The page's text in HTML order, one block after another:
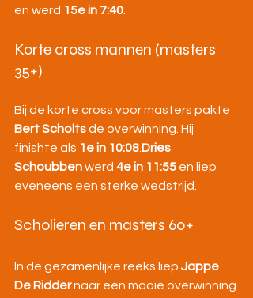
en werd 15e in 7:40.
Korte cross mannen (masters
35+)
Bij de korte cross voor masters pakte
Bert Scholts de overwinning. Hij
finishte als 1e in 10:08.Dries
Schoubben werd 4e in 11:55 en liep
eveneens een sterke wedstrijd.
Scholieren en masters 60+
In de gezamenlijke reeks liep Jappe
De Ridder naar een mooie overwinning